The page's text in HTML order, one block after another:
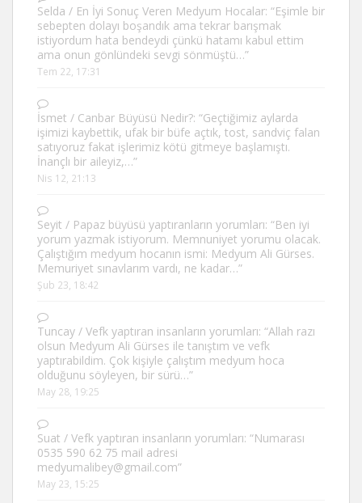
Selda / En İyi Sonuç Veren Medyum Hocalar: “Eşimle bir
sebepten dolayı boşandık ama tekrar barışmak
istiyordum hata bendeydi çünkü hatamı kabul ettim
ama onun gönlündeki sevgi sönmüştü…”
Tem 22, 17:31
İsmet / Canbar Büyüsü Nedir?: “Geçtiğimiz aylarda
işimizi kaybettik, ufak bir büfe açtık, tost, sandviç falan
satıyoruz fakat işlerimiz kötü gitmeye başlamıştı.
İnançlı bir aileyiz,…”
Nis 12, 21:13
Seyit / Papaz büyüsü yaptıranların yorumları: “Ben iyi
yorum yazmak istiyorum. Memnuniyet yorumu olacak.
Çalıştığım medyum hocanın ismi: Medyum Ali Gürses.
Memuriyet sınavlarım vardı, ne kadar…”
Şub 23, 18:42
Tuncay / Vefk yaptıran insanların yorumları: “Allah razı
olsun Medyum Ali Gürses ile tanıştım ve vefk
yaptırabildim. Çok kişiyle çalıştım medyum hoca
olduğunu söyleyen, bir sürü…”
May 28, 19:25
Suat / Vefk yaptıran insanların yorumları: “Numarası
0535 590 62 75 mail adresi
medyumalibey@gmail.com”
May 23, 15:25